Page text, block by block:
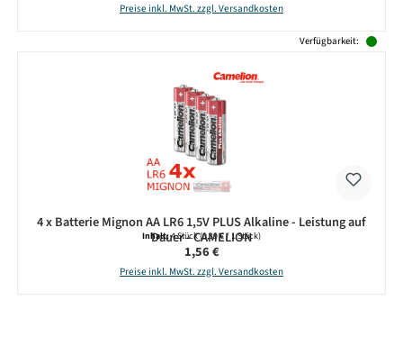
Preise inkl. MwSt. zzgl. Versandkosten
Verfügbarkeit:
4 x Batterie Mignon AA LR6 1,5V PLUS Alkaline - Leistung auf
Dauer - CAMELION
Inhalt:4 Stück(0,39 € / 1 Stück)
Regulärer Preis:
1,56 €
Preise inkl. MwSt. zzgl. Versandkosten